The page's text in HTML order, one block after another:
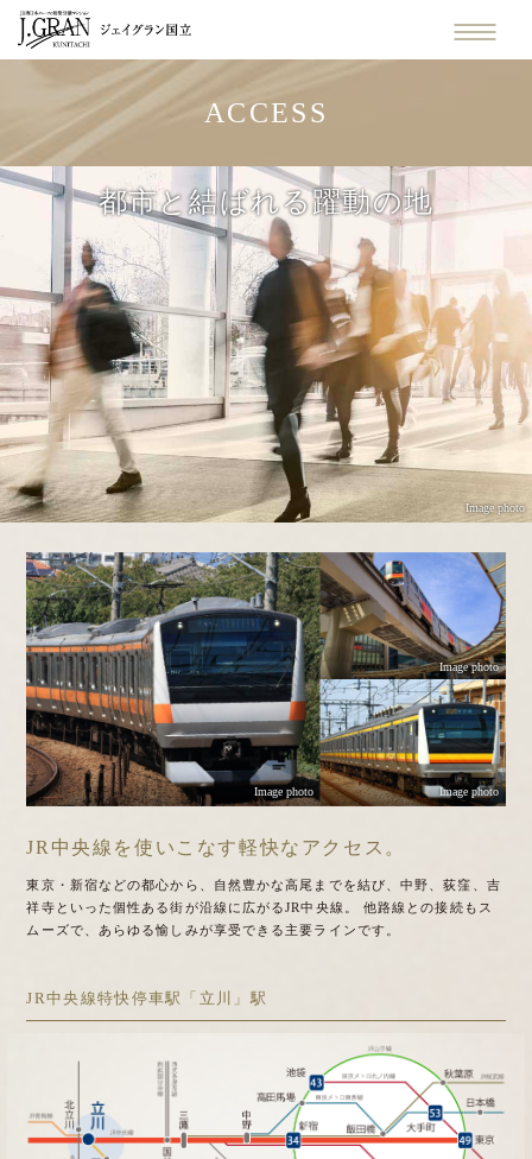
ACCESS
都市と結ばれる躍動の地
Image photo
Image photo
Image photo
Image photo
JR中央線を使いこなす軽快なアクセス。
東京・新宿などの都心から、自然豊かな高尾までを結び、中野、荻窪、吉
祥寺といった個性ある街が沿線に広がるJR中央線。
他路線との接続もス
ムーズで、あらゆる愉しみが享受できる主要ラインです。
JR中央線特快停車駅「立川」駅